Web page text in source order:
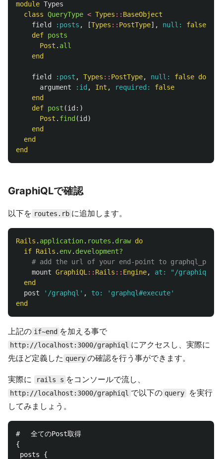
module Types
class QueryType < Types :: BaseObject
field
:posts , [Types :: PostType], null: false
def posts
Post . all
end
field :post , Types :: PostType, null: false do
argument
:id , Int , required: false
end
def post (id :)
Post . find (id )
end
end
end
GraphiQLで確認
以下を routes.rb に追加します。
Rails . application. routes . draw do
if Rails . env. development?
# add the url of your end-point to graphql_path.
mount GraphiQL :: Rails :: Engine, at: "/graphiql"
end
post
'/graphql' , to:
'graphql#execute'
end
上記の if~end を加える事で
http://localhost:3000/graphiql にアクセスし、実際に
先ほど定義した query の確認を行う事ができます。
実際に rails s をコンソールで流し、
http://localhost:3000/graphiql で以下の query
を実行
してみましょう。
# 　全てのPost取得
{
posts {